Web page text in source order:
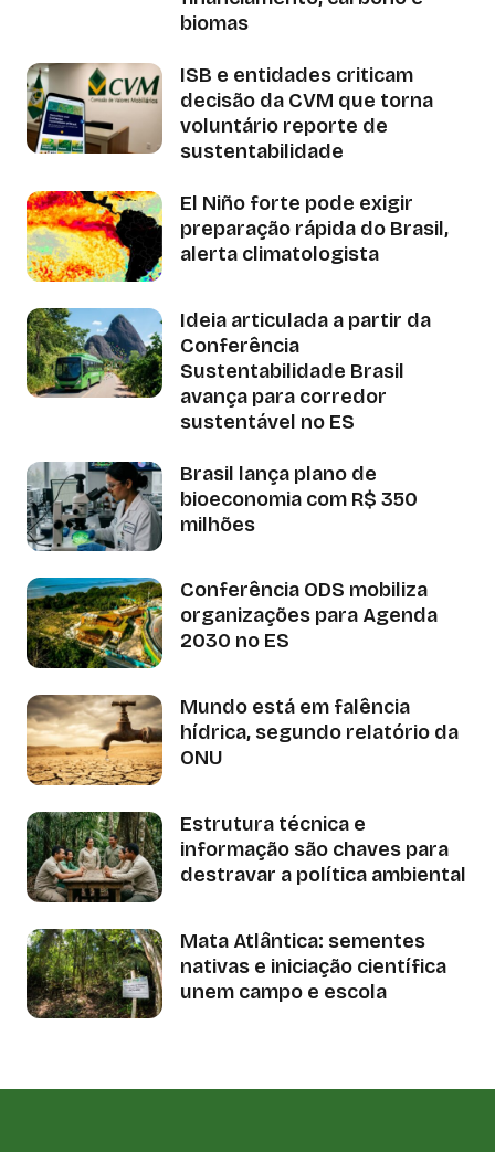
biomas
ISB e entidades criticam
decisão da CVM que torna
voluntário reporte de
sustentabilidade
El Niño forte pode exigir
preparação rápida do Brasil,
alerta climatologista
Ideia articulada a partir da
Conferência
Sustentabilidade Brasil
avança para corredor
sustentável no ES
Brasil lança plano de
bioeconomia com R$ 350
milhões
Conferência ODS mobiliza
organizações para Agenda
2030 no ES
Mundo está em falência
hídrica, segundo relatório da
ONU
Estrutura técnica e
informação são chaves para
destravar a política ambiental
Mata Atlântica: sementes
nativas e iniciação científica
unem campo e escola